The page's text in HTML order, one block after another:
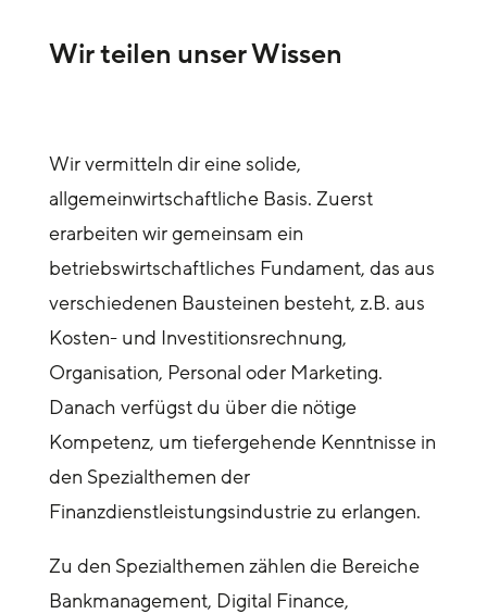
Wir teilen unser Wissen
Wir vermitteln dir eine solide,
allgemeinwirtschaftliche Basis. Zuerst
erarbeiten wir gemeinsam ein
betriebswirtschaftliches Fundament, das aus
verschiedenen Bausteinen besteht, z.B. aus
Kosten- und Investitionsrechnung,
Organisation, Personal oder Marketing.
Danach verfügst du über die nötige
Kompetenz, um tiefergehende Kenntnisse in
den Spezialthemen der
Finanzdienstleistungsindustrie zu erlangen.
Zu den Spezialthemen zählen die Bereiche
Bankmanagement, Digital Finance,